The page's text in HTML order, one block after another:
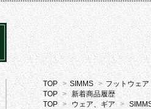
TOP > SIMMS > フットウェア
TOP > 新着商品履歴
TOP > ウェア、ギア >